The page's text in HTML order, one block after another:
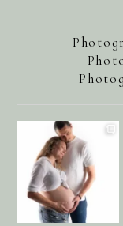
annecharlotteaubel
Août 1